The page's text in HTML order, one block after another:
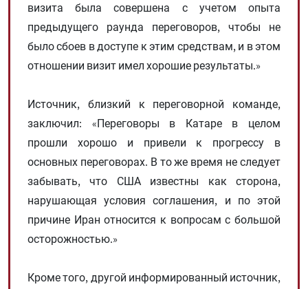
визита была совершена с учетом опыта
предыдущего раунда переговоров, чтобы не
было сбоев в доступе к этим средствам, и в этом
отношении визит имел хорошие результаты.»
Источник, близкий к переговорной команде,
заключил: «Переговоры в Катаре в целом
прошли хорошо и привели к прогрессу в
основных переговорах. В то же время не следует
забывать, что США известны как сторона,
нарушающая условия соглашения, и по этой
причине Иран относится к вопросам с большой
осторожностью.»
Кроме того, другой информированный источник,